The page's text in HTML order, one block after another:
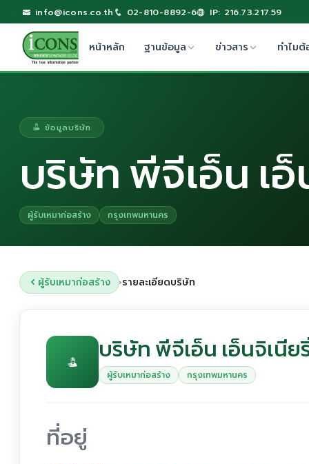
info@icons.co.th 02-810-8892-6 IP: 216.73.217.59
หน้าหลัก ฐานข้อมูล ข่าวสาร ทำไมต้
ข้อมูลบริษัท
บริษัท พีจีเอ็น เ
ผู้รับเหมาก่อสร้าง กรุงเทพมหานคร
ผู้รับเหมาก่อสร้าง ›รายละเอียดบริษัท
บริษัท พีจีเอ็น เอ็นจิเนีย
ผู้รับเหมาก่อสร้าง กรุงเทพมหานคร
ที่อยู่